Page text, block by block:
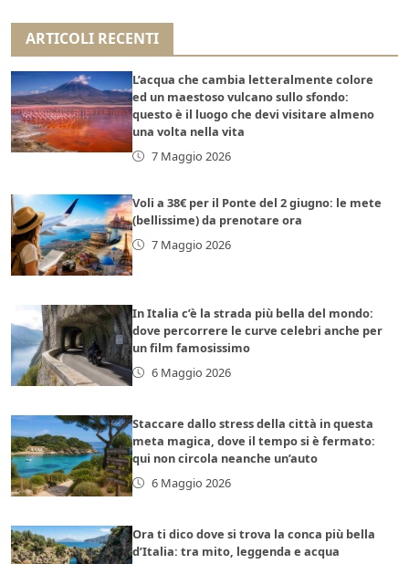
ARTICOLI RECENTI
L’acqua che cambia letteralmente colore
ed un maestoso vulcano sullo sfondo:
questo è il luogo che devi visitare almeno
una volta nella vita
7 Maggio 2026
Voli a 38€ per il Ponte del 2 giugno: le mete
(bellissime) da prenotare ora
7 Maggio 2026
In Italia c’è la strada più bella del mondo:
dove percorrere le curve celebri anche per
un film famosissimo
6 Maggio 2026
Staccare dallo stress della città in questa
meta magica, dove il tempo si è fermato:
qui non circola neanche un’auto
6 Maggio 2026
Ora ti dico dove si trova la conca più bella
d’Italia: tra mito, leggenda e acqua